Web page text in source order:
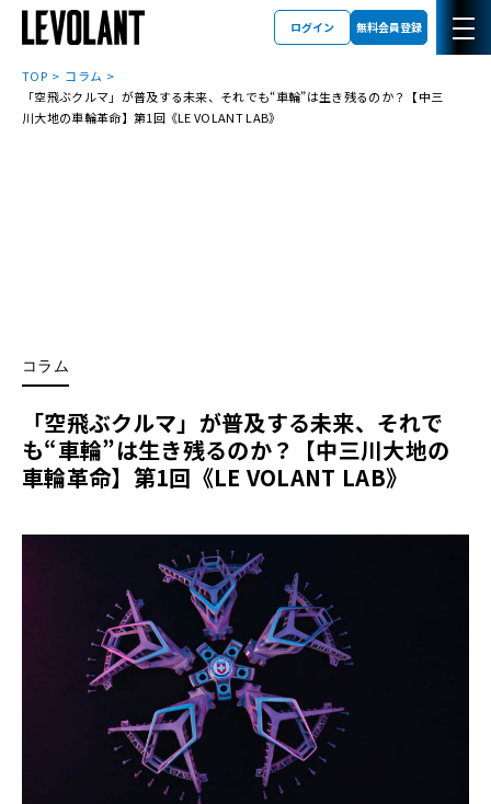
ログイン 無料会員登録
TOP
コラム
「空飛ぶクルマ」が普及する未来、それでも“車輪”は生き残るのか？【中三
川大地の車輪革命】第1回《LE VOLANT LAB》
コラム
「空飛ぶクルマ」が普及する未来、それで
も“車輪”は生き残るのか？【中三川大地の
車輪革命】第1回《LE VOLANT LAB》